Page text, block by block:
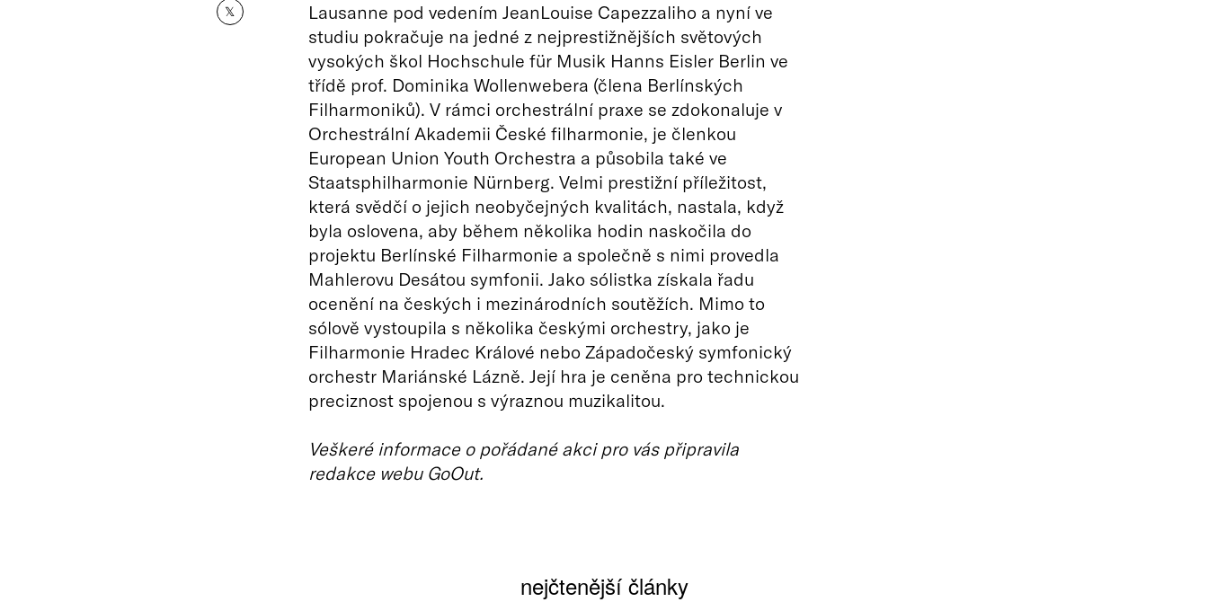
𝕏
Lausanne pod vedením JeanLouise Capezzaliho a nyní ve
studiu pokračuje na jedné z nejprestižnějších světových
vysokých škol Hochschule für Musik Hanns Eisler Berlin ve
třídě prof. Dominika Wollenwebera (člena Berlínských
Filharmoniků). V rámci orchestrální praxe se zdokonaluje v
Orchestrální Akademii České filharmonie, je členkou
European Union Youth Orchestra a působila také ve
Staatsphilharmonie Nürnberg. Velmi prestižní příležitost,
která svědčí o jejich neobyčejných kvalitách, nastala, když
byla oslovena, aby během několika hodin naskočila do
projektu Berlínské Filharmonie a společně s nimi provedla
Mahlerovu Desátou symfonii. Jako sólistka získala řadu
ocenění na českých i mezinárodních soutěžích. Mimo to
sólově vystoupila s několika českými orchestry, jako je
Filharmonie Hradec Králové nebo Západočeský symfonický
orchestr Mariánské Lázně. Její hra je ceněna pro technickou
preciznost spojenou s výraznou muzikalitou.
Veškeré informace o pořádané akci pro vás připravila
redakce webu GoOut.
nejčtenější články